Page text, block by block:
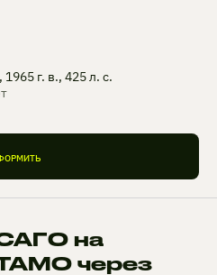
1965 г. в., 425 л. с.
на
через